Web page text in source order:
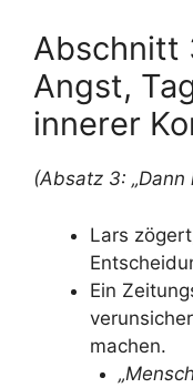
Abschnitt
Angst,
innerer
(Absatz 3:
Lars
Ein
machen.